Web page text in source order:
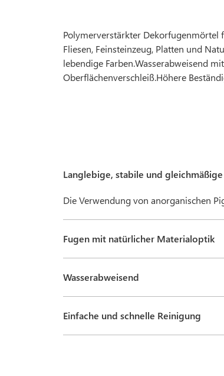
Polymerverstärkter Dekorfugenmörtel
Fliesen, Feinsteinzeug, Platten und
lebendige Farben.Wasserabweisend
Oberflächenverschleiß.Höhere
Langlebige, stabile und gleichmäßige
Die Verwendung von anorganischen
Fugen mit natürlicher Materialoptik
Wasserabweisend
Einfache und schnelle Reinigung